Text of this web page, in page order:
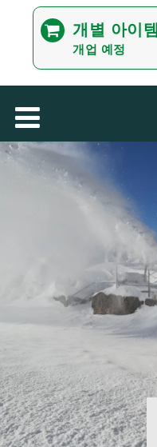
개별 아이
개업 예정